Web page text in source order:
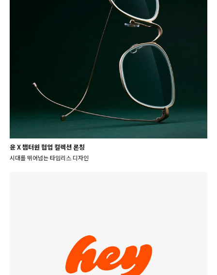
윤 X 챕터원 협업 컬렉션 론칭
시대를 뛰어넘는 타임리스 디자인